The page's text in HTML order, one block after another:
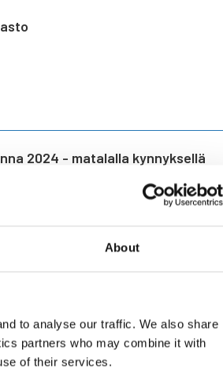
About
to analyse our traffic. We also share
partners who may combine it with
of their services.
2024 - matalalla kynnyksellä
alkaen Ristijärven kunnan ja